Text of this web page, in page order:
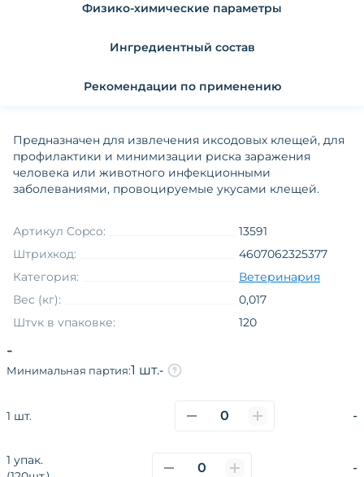
-
Минимальная партия:1 шт.-
1 шт. -
1 упак.
-
Физико-химические параметры
Ингредиентный состав
Рекомендации по применению
Предназначен для извлечения иксодовых клещей, для
профилактики и минимизации риска заражения
человека или животного инфекционными
заболеваниями, провоцируемые укусами клещей.
Артикул Copco:
13591
Штрихкод:
4607062325377
Категория:
Ветеринария
Вес (кг):
0,017
Штук в упаковке:
120
Линия торговой марки на языке
О компании Покупателям